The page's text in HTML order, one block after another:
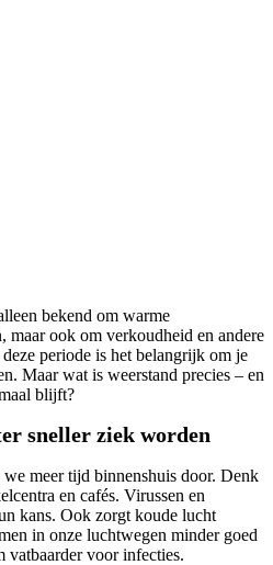
bekend om warme
maar ook om verkoudheid en andere
periode is het belangrijk om je
Maar wat is weerstand precies – en
blijft?
sneller ziek worden
meer tijd binnenshuis door. Denk
en cafés. Virussen en
kans. Ook zorgt koude lucht
in onze luchtwegen minder goed
vatbaarder voor infecties.